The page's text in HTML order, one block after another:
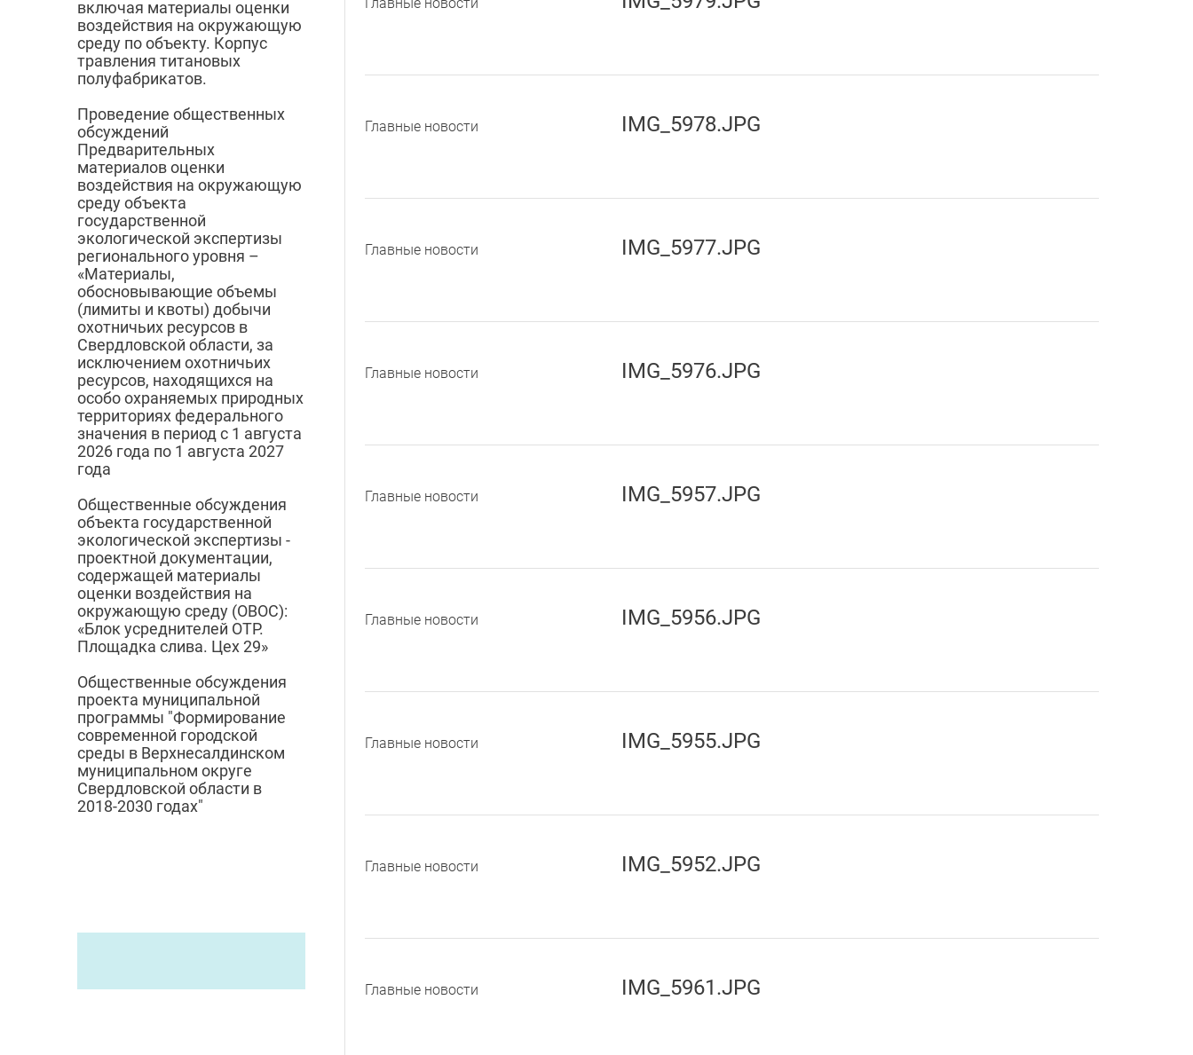
включая материалы оценки
воздействия на окружающую
среду по объекту. Корпус
травления титановых
полуфабрикатов.
Проведение общественных
обсуждений
Предварительных
материалов оценки
воздействия на окружающую
среду объекта
государственной
экологической экспертизы
регионального уровня –
«Материалы,
обосновывающие объемы
(лимиты и квоты) добычи
охотничьих ресурсов в
Свердловской области, за
исключением охотничьих
ресурсов, находящихся на
особо охраняемых природных
территориях федерального
значения в период с 1 августа
2026 года по 1 августа 2027
года
Общественные обсуждения
объекта государственной
экологической экспертизы -
проектной документации,
содержащей материалы
оценки воздействия на
окружающую среду (ОВОС):
«Блок усреднителей ОТР.
Площадка слива. Цех 29»
Общественные обсуждения
проекта муниципальной
программы "Формирование
современной городской
среды в Верхнесалдинском
муниципальном округе
Свердловской области в
2018-2030 годах"
Главные новости IMG_5978.JPG
Главные новости IMG_5977.JPG
Главные новости IMG_5976.JPG
Главные новости IMG_5957.JPG
Главные новости IMG_5956.JPG
Главные новости IMG_5955.JPG
Главные новости IMG_5952.JPG
Главные новости IMG_5961.JPG